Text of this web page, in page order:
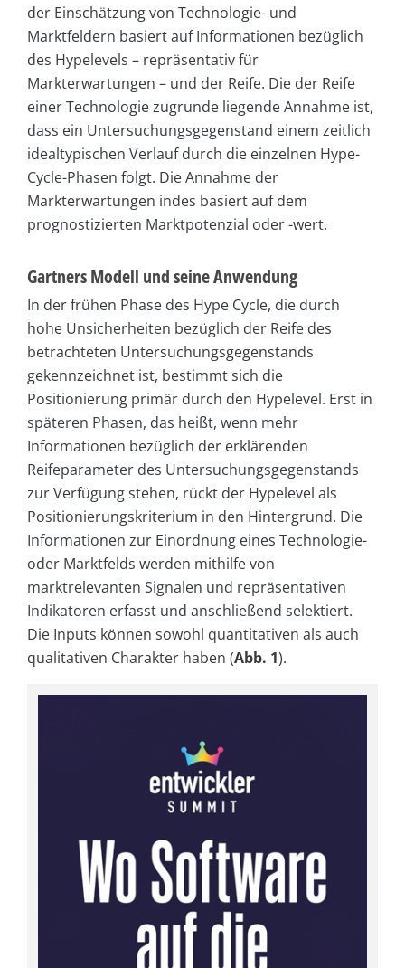
der Einschätzung von Technologie- und
Marktfeldern basiert auf Informationen bezüglich
des Hypelevels – repräsentativ für
Markterwartungen – und der Reife. Die der Reife
einer Technologie zugrunde liegende Annahme ist,
dass ein Untersuchungsgegenstand einem zeitlich
idealtypischen Verlauf durch die einzelnen Hype-
Cycle-Phasen folgt. Die Annahme der
Markterwartungen indes basiert auf dem
prognostizierten Marktpotenzial oder -wert.
Gartners Modell und seine Anwendung
In der frühen Phase des Hype Cycle, die durch
hohe Unsicherheiten bezüglich der Reife des
betrachteten Untersuchungsgegenstands
gekennzeichnet ist, bestimmt sich die
Positionierung primär durch den Hypelevel. Erst in
späteren Phasen, das heißt, wenn mehr
Informationen bezüglich der erklärenden
Reifeparameter des Untersuchungsgegenstands
zur Verfügung stehen, rückt der Hypelevel als
Positionierungskriterium in den Hintergrund. Die
Informationen zur Einordnung eines Technologie-
oder Marktfelds werden mithilfe von
marktrelevanten Signalen und repräsentativen
Indikatoren erfasst und anschließend selektiert.
Die Inputs können sowohl quantitativen als auch
qualitativen Charakter haben (Abb. 1).